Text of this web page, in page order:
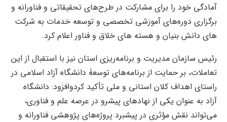
آمادگی خود را برای مشارکت در طرح‌های تحقیقاتی و فناورانه و
برگزاری دوره‌های آموزشی تخصصی و توسعه خدمات به شرکت
های دانش بنیان و هسته های خلاق و فناور اعلام کرد.
رئیس سازمان مدیریت و برنامه‌ریزی استان نیز با استقبال از این
تعاملات، بر حمایت از برنامه‌های توسعۀ دانشگاه آزاد اسلامی در
راستای اهداف کلان استانی و ملی تأکید کردوافزود: دانشگاه
آزاد به عنوان یکی از نهادهای پیشرو در عرصه علم و فناوری،
می‌تواند نقش مؤثری در پیشبرد پروژه‌های پژوهشی فناورانه و